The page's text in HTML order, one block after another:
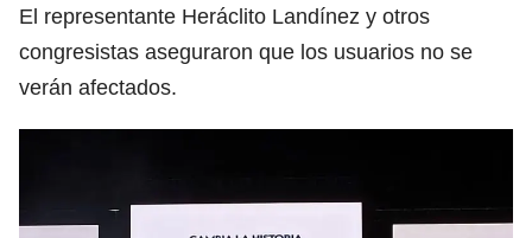
El representante Heráclito Landínez y otros
congresistas aseguraron que los usuarios no se
verán afectados.